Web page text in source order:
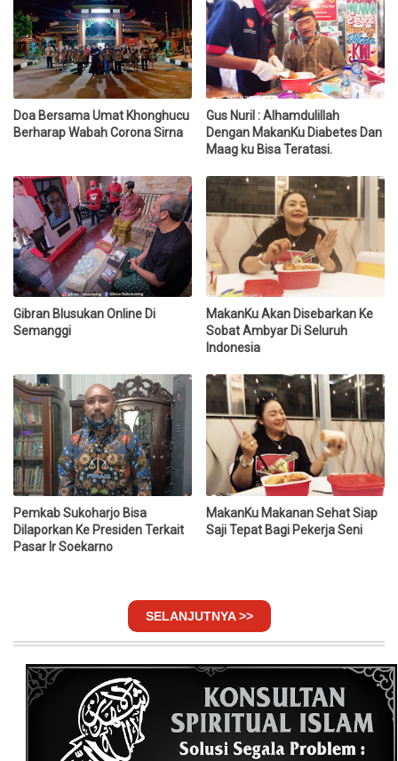
Doa Bersama Umat Khonghucu
Berharap Wabah Corona Sirna
Gus Nuril : Alhamdulillah
Dengan MakanKu Diabetes Dan
Maag ku Bisa Teratasi.
Gibran Blusukan Online Di
Semanggi
MakanKu Akan Disebarkan Ke
Sobat Ambyar Di Seluruh
Indonesia
Pemkab Sukoharjo Bisa
Dilaporkan Ke Presiden Terkait
Pasar Ir Soekarno
MakanKu Makanan Sehat Siap
Saji Tepat Bagi Pekerja Seni
SELANJUTNYA >>